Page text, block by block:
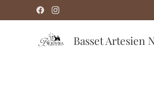
Basset Artesien